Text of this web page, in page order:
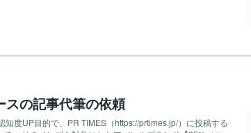
待ちしております！
スの記事代筆の依頼
知度UP目的で、PR TIMES（https://prtimes.jp/）に投稿する